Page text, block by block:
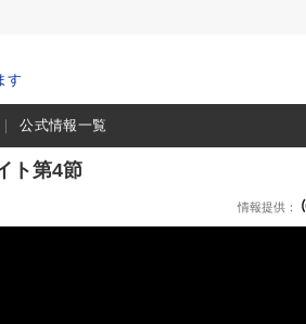
す
公式情報一覧
ト第4節